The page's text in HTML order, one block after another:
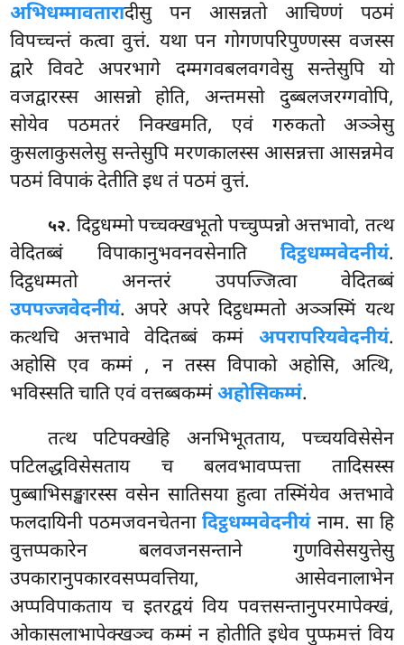
अभिधम्मावतारादीसु पन आसन्नतो आचिण्णं पठमं
विपच्चन्तं कत्वा वुत्तं. यथा पन गोगणपरिपुण्णस्स वजस्स
द्वारे विवटे अपरभागे दम्मगवबलवगवेसु सन्तेसुपि यो
वजद्वारस्स आसन्नो होति, अन्तमसो दुब्बलजरग्गवोपि,
सोयेव पठमतरं निक्खमति, एवं गरुकतो अञ्ञेसु
कुसलाकुसलेसु सन्तेसुपि मरणकालस्स आसन्नत्ता आसन्नमेव
पठमं विपाकं देतीति इध तं पठमं वुत्तं.
५२. दिट्ठधम्मो पच्चक्खभूतो पच्चुप्पन्नो अत्तभावो, तत्थ
वेदितब्बं विपाकानुभवनवसेनाति दिट्ठधम्मवेदनीयं.
दिट्ठधम्मतो अनन्तरं उपपज्जित्वा वेदितब्बं
उपपज्जवेदनीयं. अपरे अपरे दिट्ठधम्मतो अञ्ञस्मिं यत्थ
कत्थचि अत्तभावे वेदितब्बं कम्मं अपरापरियवेदनीयं.
अहोसि एव कम्मं , न तस्स विपाको अहोसि, अत्थि,
भविस्सति चाति एवं वत्तब्बकम्मंअहोसिकम्मं.
तत्थ पटिपक्खेहि अनभिभूतताय, पच्चयविसेसेन
पटिलद्धविसेसताय च बलवभावप्पत्ता तादिसस्स
पुब्बाभिसङ्खारस्स वसेन सातिसया हुत्वा तस्मिंयेव अत्तभावे
फलदायिनी पठमजवनचेतनादिट्ठधम्मवेदनीयंनाम. सा हि
वुत्तप्पकारेन बलवजनसन्ताने गुणविसेसयुत्तेसु
उपकारानुपकारवसप्पवत्तिया, आसेवनालाभेन
अप्पविपाकताय च इतरद्वयं विय पवत्तसन्तानुपरमापेक्खं,
ओकासलाभापेक्खञ्च कम्मं न होतीति इधेव पुप्फमत्तं विय